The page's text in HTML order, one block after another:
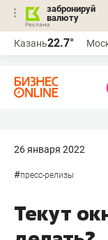
забронируй
валюту
Казань22.7°
26 января 2022
#пресс-релизы
Текут